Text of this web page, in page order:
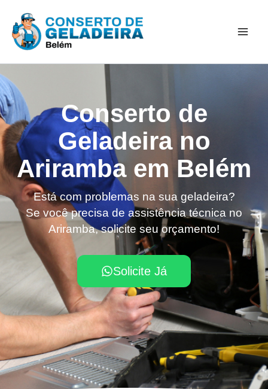
para
Conserto de
Geladeira no
Ariramba em Belém
Está com problemas na sua geladeira?
Se você precisa de assistência técnica no
Ariramba, solicite seu orçamento!
Solicite Já